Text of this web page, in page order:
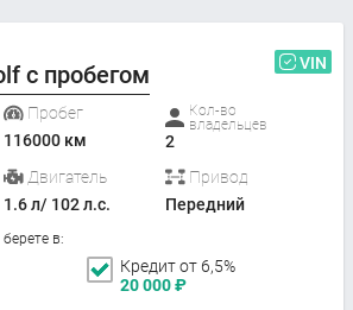
с пробегом VIN
Пробег
116000 км
Кол-во
владельцев
2
Двигатель
1.6 л/ 102 л.с.
Привод
Передний
в:
Кредит от 6,5%
20 000₽